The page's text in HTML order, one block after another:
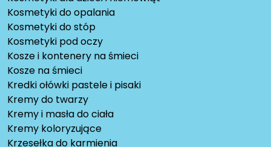
Kosmetyki do opalania
Kosmetyki do stóp
Kosmetyki pod oczy
Kosze i kontenery na śmieci
Kosze na śmieci
Kredki ołówki pastele i pisaki
Kremy do twarzy
Kremy i masła do ciała
Kremy koloryzujące
Krzesełka do karmienia